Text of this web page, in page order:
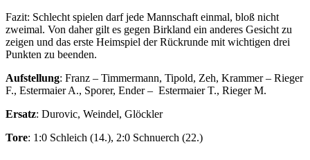
Fazit: Schlecht spielen darf jede Mannschaft einmal, bloß nicht
zweimal. Von daher gilt es gegen Birkland ein anderes Gesicht zu
zeigen und das erste Heimspiel der Rückrunde mit wichtigen drei
Punkten zu beenden.
Aufstellung: Franz – Timmermann, Tipold, Zeh, Krammer – Rieger
F., Estermaier A., Sporer, Ender – Estermaier T., Rieger M.
Ersatz: Durovic, Weindel, Glöckler
Tore: 1:0 Schleich (14.), 2:0 Schnuerch (22.)